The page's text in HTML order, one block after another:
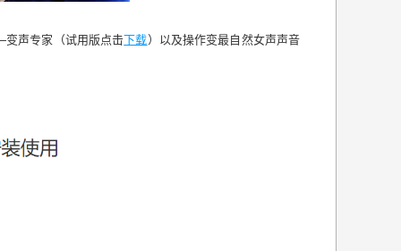
声专家（试用版点击下载）以及操作变最自然女声声音